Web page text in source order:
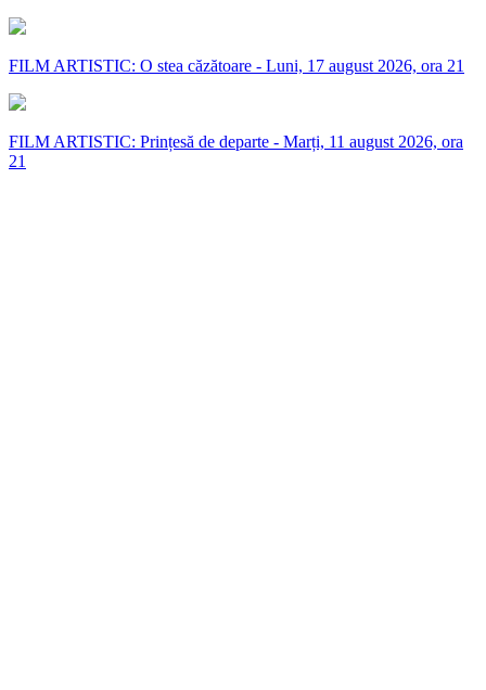
FILM ARTISTIC: O stea căzătoare - Luni, 17 august 2026, ora 21
FILM ARTISTIC: Prințesă de departe - Marți, 11 august 2026, ora
21